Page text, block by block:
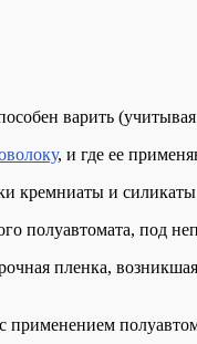
варить
, и где ее
кремниаты и
полуавтомата, под
пленка,
применением